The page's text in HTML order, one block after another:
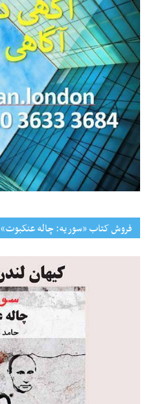
فروش کتاب «سوریه: چاله عنکبوت»